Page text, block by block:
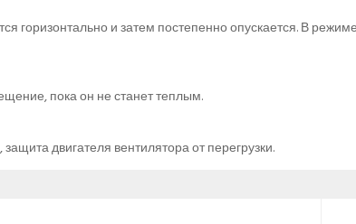
и затем постепенно опускается. В
пока он не станет теплым.
двигателя вентилятора от перегрузки.